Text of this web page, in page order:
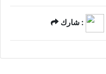
شارك :